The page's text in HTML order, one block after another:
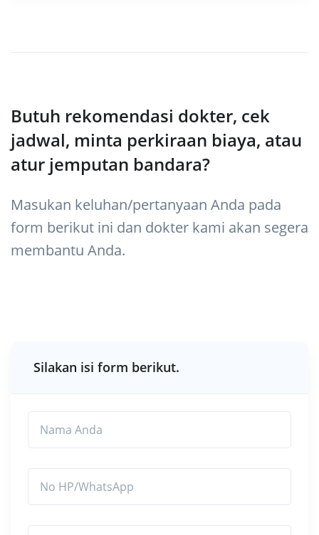
Butuh rekomendasi dokter, cek
jadwal, minta perkiraan biaya, atau
atur jemputan bandara?
Masukan keluhan/pertanyaan Anda pada
form berikut ini dan dokter kami akan segera
membantu Anda.
Silakan isi form berikut.